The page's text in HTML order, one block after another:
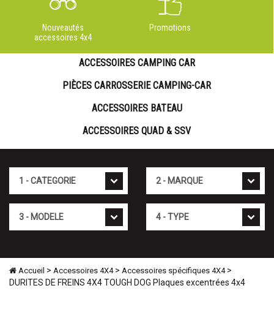
Nouveautés
accessoires 4x4
Promotions
ACCESSOIRES CAMPING CAR
PIÈCES CARROSSERIE CAMPING-CAR
ACCESSOIRES BATEAU
ACCESSOIRES QUAD & SSV
Accueil > Accessoires 4X4> Accessoires spécifiques 4X4>
DURITES DE FREINS 4X4 TOUGH DOG Plaques excentrées 4x4